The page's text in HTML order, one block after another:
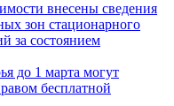
внесены сведения
зон стационарного
за состоянием
до 1 марта могут
бесплатной